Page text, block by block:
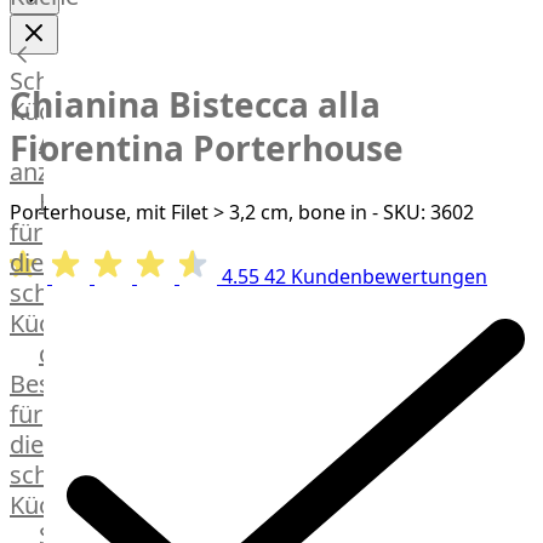
Lamm
Bison
Kaninchen
Wild
Reh
Rotwild
Elch
Dry-
Aged
Burger
Würstchen
Traditionell
klassisch
Außergewöhnlich
&
exotisch
OTTO
Schnelle
Küche
Alle
anzeigen
Hausmannskost
für
die
schnelle
Küche
das
Besondere
für
die
schnelle
Küche
Streetfood
View larger image
View larger image
Chianina Bistecca alla
Fiorentina Porterhouse
Porterhouse, mit Filet > 3,2 cm, bone in - SKU: 3602
4.5542 Kundenbewertungen